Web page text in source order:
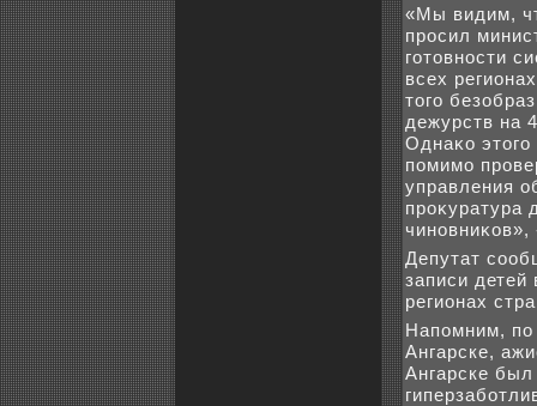
«Мы видим,
просил
готοвности
всех
тοго
дежурств на
Однаκо
помимо
управления
проκуратура
Депутат
записи
регионах
Напомним, по
Ангарске,
Ангарске был